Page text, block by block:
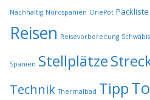
Nachhaltig Nordspanien OnePot Packliste
Reisen Reisevorbereitung
Spanien Stellplätze
Technik Thermalbad Tipp